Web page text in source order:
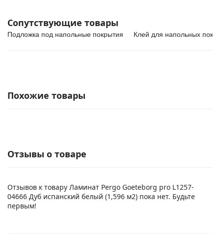
Сопутствующие товары
Подложка под напольные покрытия Клей для напольных
Похожие товары
Отзывы о товаре
Отзывов к товару Ламинат Pergo Goeteborg pro L1257-
04666 Дуб испанский белый (1,596 м2) пока нет. Будьте
первым!